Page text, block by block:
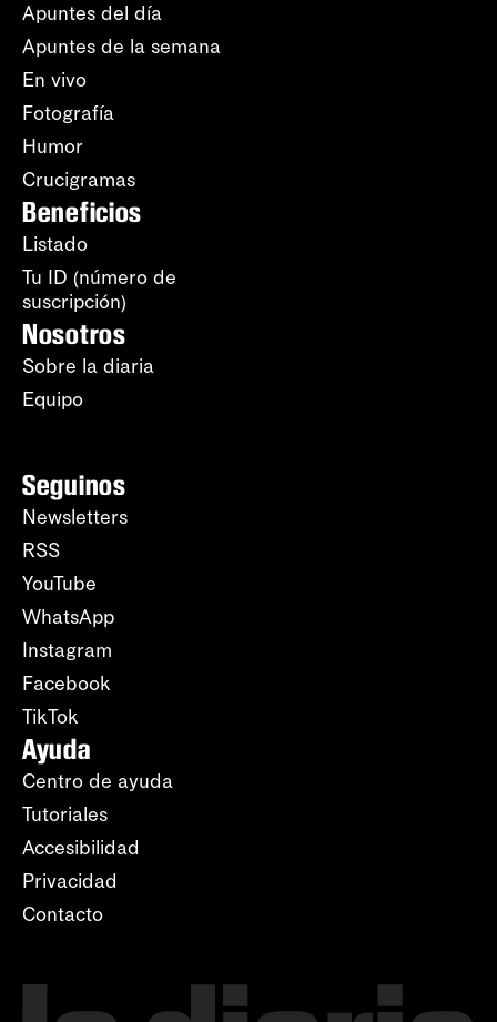
Apuntes del día
Apuntes de la semana
En vivo
Fotografía
Humor
Crucigramas
Beneficios
Listado
Tu ID (número de
suscripción)
Nosotros
Sobre la diaria
Equipo
Seguinos
Newsletters
RSS
YouTube
WhatsApp
Instagram
Facebook
TikTok
Ayuda
Centro de ayuda
Tutoriales
Accesibilidad
Privacidad
Contacto